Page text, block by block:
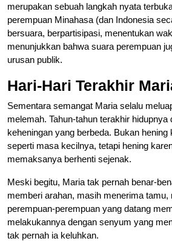
merupakan sebuah langkah nyata
perempuan Minahasa (dan Indonesia
bersuara, berpartisipasi, menentukan
menunjukkan bahwa suara perempuan
urusan publik.
Hari-Hari Terakhir
Sementara semangat Maria selalu
melemah. Tahun-tahun terakhir hidupnya
keheningan yang berbeda. Bukan hening
seperti masa kecilnya, tetapi hening
memaksanya berhenti sejenak.
Meski begitu, Maria tak pernah benar-
memberi arahan, masih menerima tamu,
perempuan-perempuan yang datang
melakukannya dengan senyum yang
tak pernah ia keluhkan.